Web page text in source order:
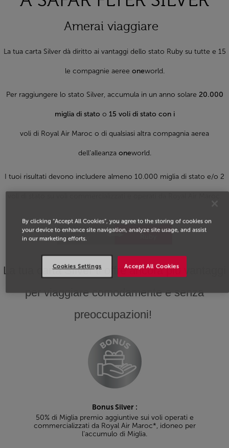
Amerai viaggiare
La tua carta Silver dà diritto ai vantaggi dello stato Ruby su tutte e 15
le compagnie aeree oneworld.
Per raggiungere lo stato Silver, accumula in un anno solare 20.000
miglia di stato o 15 voli di stato con i
voli di Royal Air Maroc o di qualsiasi altra compagnia aerea
dell’alleanza oneworld.
I tuoi risultati devono includere almeno 10.000 miglia di stato e/o 2
La tua carta Silver ti offre ancora più vantaggi
per viaggiare comodamente e senza
preoccupazioni!
Bonus Silver :
50% di Miglia premio aggiuntive sui voli operati e
commercializzati da Royal Air Maroc*, idoneo per
l’accumulo di Miglia.
By clicking “Accept All Cookies”, you agree to the storing of cookies on
your device to enhance site navigation, analyze site usage, and assist
in our marketing efforts.
Accept All Cookies
Cookies Settings